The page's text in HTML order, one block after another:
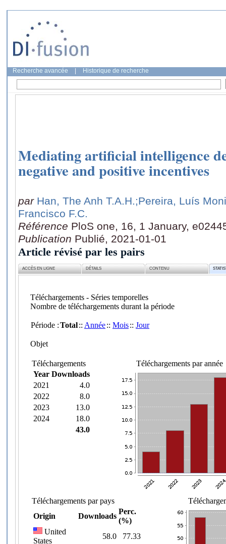
Recherche avancée Historique de recherche
Mediating artificial intelligence
negative and positive incentives
par Han, The Anh T.A.H.;Pereira, Luís
Francisco F.C.
Référence PloS one, 16, 1 January,
Publication Publié, 2021-01-01
Article révisé par les pairs
ACCÈS EN LIGNE DÉTAILS CONTENU